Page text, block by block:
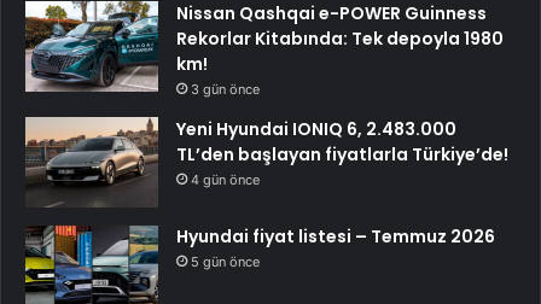
Nissan Qashqai e-POWER Guinness
Rekorlar Kitabında: Tek depoyla 1980
km!
3 gün önce
Yeni Hyundai IONIQ 6, 2.483.000
TL’den başlayan fiyatlarla Türkiye’de!
4 gün önce
Hyundai fiyat listesi – Temmuz 2026
5 gün önce